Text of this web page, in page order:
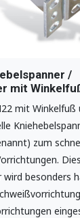
/
mit
mit Winkelfuß
zum
wird besonders